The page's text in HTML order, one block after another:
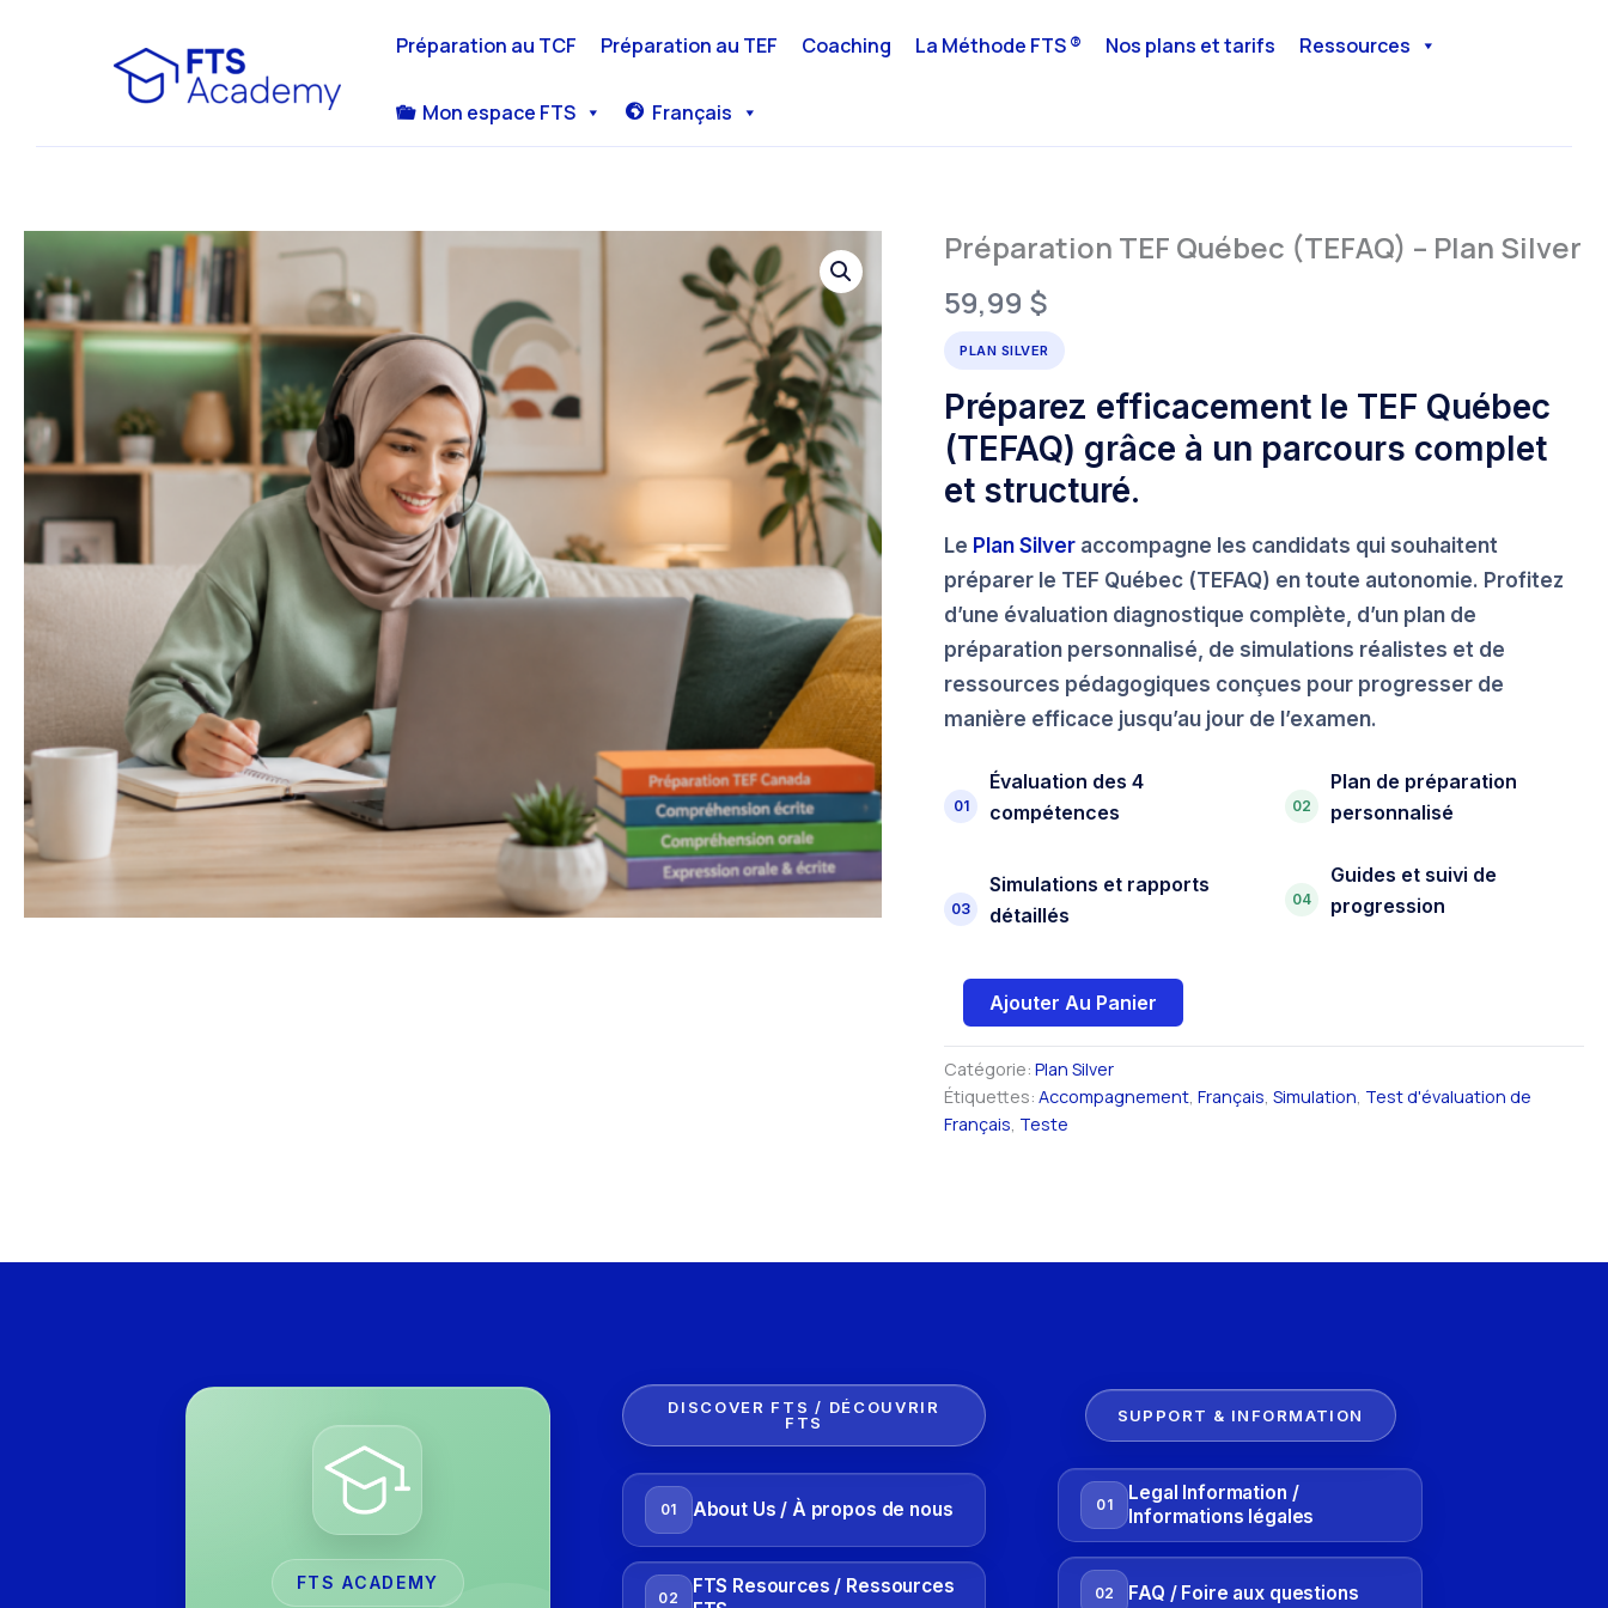
Préparation au TCF Préparation au TEF Coaching La Méthode FTS ® Nos plans et tarifs Ressources
Mon espace FTS Français
Préparation TEF Québec (TEFAQ) – Plan Silver
59,99 $
PLAN SILVER
Préparez efficacement le TEF Québec
(TEFAQ) grâce à un parcours complet
et structuré.
Le Plan Silver accompagne les candidats qui souhaitent
préparer le TEF Québec (TEFAQ) en toute autonomie. Profitez
d’une évaluation diagnostique complète, d’un plan de
préparation personnalisé, de simulations réalistes et de
ressources pédagogiques conçues pour progresser de
manière efficace jusqu’au jour de l’examen.
01
Évaluation des 4
compétences
02
Plan de préparation
personnalisé
03
Simulations et rapports
détaillés
04
Guides et suivi de
progression
quantité
de
Préparation
TEF
(TEFAQ)
Plan
Silver
Ajouter Au Panier
Catégorie:Plan Silver
Étiquettes:Accompagnement,Français,Simulation, Test d'évaluation de
Français, Teste
FTS ACADEMY
DISCOVER FTS / DÉCOUVRIR
FTS
01 About Us / À propos de nous
02
FTS Resources / Ressources
SUPPORT & INFORMATION
01
Legal Information /
Informations légales
02 FAQ / Foire aux questions